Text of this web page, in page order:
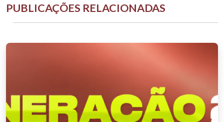
PUBLICAÇÕES RELACIONADAS